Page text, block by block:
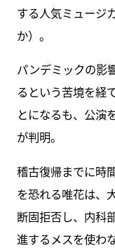
する人気ミュージ
か）。
パンデミックの影
るという苦境を経
とになるも、公演
が判明。
稽古復帰までに時
を恐れる唯花は、
断固拒否し、内科
進するメスを使わ